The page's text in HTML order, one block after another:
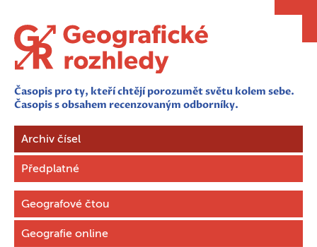
Časopis pro ty, kteří chtějí porozumět světu kolem sebe.
Časopis s obsahem recenzovaným odborníky.
Archiv čísel
Předplatné
Geografové čtou
Geografie online